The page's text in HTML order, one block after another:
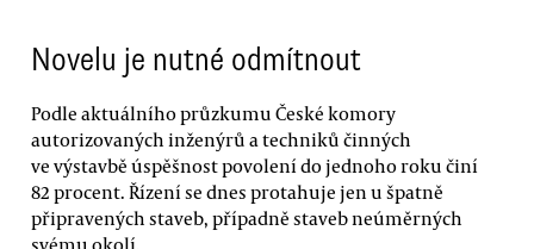
Novelu je nutné odmítnout
Podle aktuálního průzkumu České komory
autorizovaných inženýrů a techniků činných
ve výstavbě úspěšnost povolení do jednoho roku činí
82 procent. Řízení se dnes protahuje jen u špatně
připravených staveb, případně staveb neúměrných